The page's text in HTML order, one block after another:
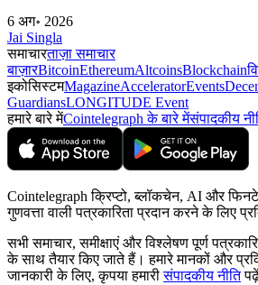
6 अग॰ 2026
Jai Singla
समाचारताज़ा समाचार
बाज़ारBitcoinEthereumAltcoinsBlockchain
इकोसिस्टमMagazineAcceleratorEvents
GuardiansLONGITUDE Event
हमारे बारे मेंCointelegraph के बारे मेंसंपादकीय
Cointelegraph क्रिप्टो, ब्लॉकचेन, AI और
गुणवत्ता वाली पत्रकारिता प्रदान करने के लिए
सभी समाचार, समीक्षाएं और विश्लेषण पूर्ण
के साथ तैयार किए जाते हैं। हमारे मानकों और
जानकारी के लिए, कृपया हमारीसंपादकीय नीति